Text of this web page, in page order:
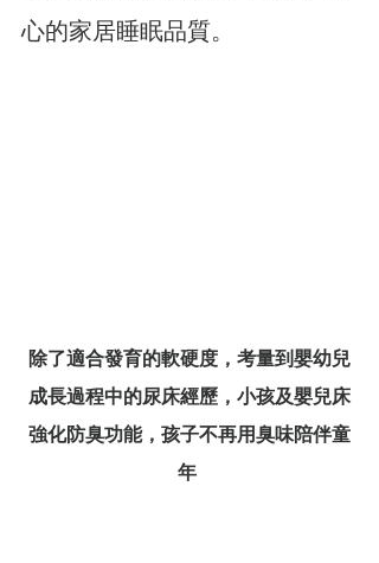
心的家居睡眠品質。
除了適合發育的軟硬度，考量到嬰幼兒
成長過程中的尿床經歷，小孩及嬰兒床
強化防臭功能，孩子不再用臭味陪伴童
年